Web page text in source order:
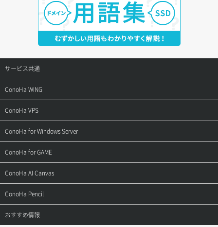
サービス共通
サポートトップ
ご契約・お支払い
用語集
お問い合わせ
ConoHa WING
サポートトップ
ご利用ガイド
お乗り換えガイド
よくある質問
ConoHa VPS
サポートトップ
ご利用ガイド
APIドキュメントVPS2.0
APIドキュメントVPS3.0
ConoHa for Windows Server
サポートトップ
ご利用ガイド
APIドキュメントVPS2.0
ConoHa for GAME
サポートトップ
ご利用ガイド
ConoHa AI Canvas
サポートトップ
ご利用ガイド
ConoHa Pencil
サポートトップ
おすすめ情報